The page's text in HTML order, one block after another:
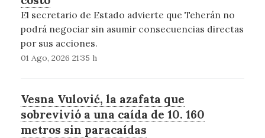
El secretario de Estado advierte que Teherán no
podrá negociar sin asumir consecuencias directas
por sus acciones.
01 Ago, 2026 21:35 h
Vesna Vulović, la azafata que
sobrevivió a una caída de 10. 160
metros sin paracaídas